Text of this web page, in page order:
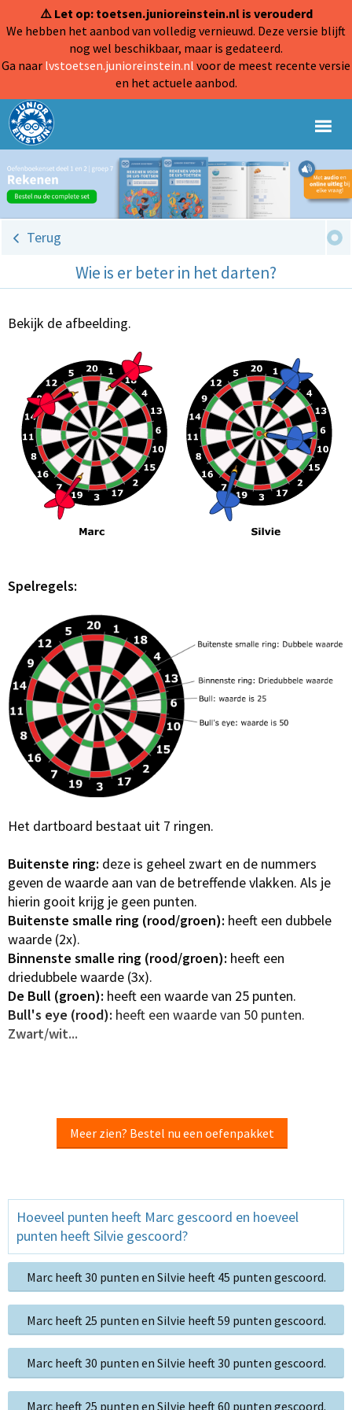
⚠️ Let op: toetsen.junioreinstein.nl is verouderd
We hebben het aanbod van volledig vernieuwd. Deze versie blijft
nog wel beschikbaar, maar is gedateerd.
Ga naar lvstoetsen.junioreinstein.nl voor de meest recente versie
en het actuele aanbod.
Terug
Wie is er beter in het darten?
Bekijk de afbeelding.
Spelregels:
Het dartboard bestaat uit 7 ringen.
Buitenste ring: deze is geheel zwart en de nummers
geven de waarde aan van de betreffende vlakken. Als je
hierin gooit krijg je geen punten.
Buitenste smalle ring (rood/groen): heeft een dubbele
waarde (2x).
Binnenste smalle ring (rood/groen): heeft een
driedubbele waarde (3x).
De Bull (groen): heeft een waarde van 25 punten.
Bull's eye (rood): heeft een waarde van 50 punten.
Zwart/wit...
Meer zien? Bestel nu een oefenpakket
Hoeveel punten heeft Marc gescoord en hoeveel
punten heeft Silvie gescoord?
Marc heeft 30 punten en Silvie heeft 45 punten gescoord.
Marc heeft 25 punten en Silvie heeft 59 punten gescoord.
Marc heeft 30 punten en Silvie heeft 30 punten gescoord.
Marc heeft 25 punten en Silvie heeft 60 punten gescoord.